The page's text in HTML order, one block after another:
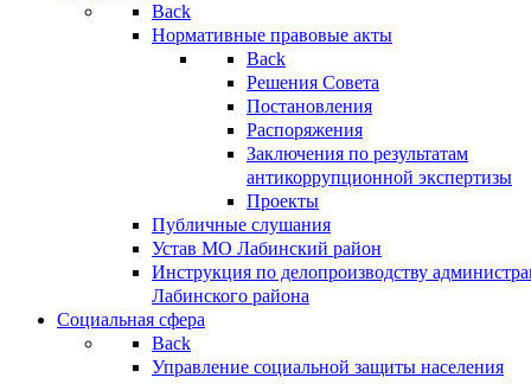
Back
Нормативные правовые акты
Back
Решения Совета
Постановления
Распоряжения
Заключения по результатам
антикоррупционной экспертизы
Проекты
Публичные слушания
Устав МО Лабинский район
Инструкция по делопроизводству
Лабинского района
Социальная сфера
Back
Управление социальной защиты населения